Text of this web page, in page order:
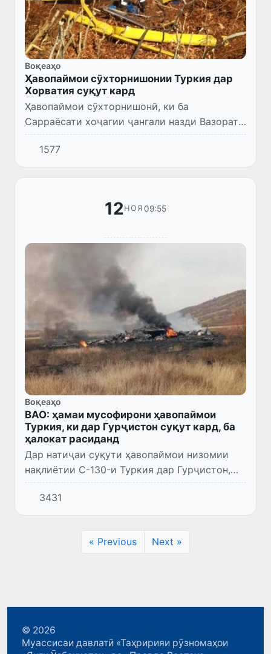
Воқеаҳо
Ҳавопаймои сӯхторнишонии Туркия дар
Хорватия суқут кард
Ҳавопаймои сӯхторнишонӣ, ки ба
Сарраёсати хоҷагии ҷангали назди Вазорати
кишоварзӣ ва хоҷагии ҷангали Туркия
тааллуқ дорад, суқут намуд.
1577
12НОЯ 09:55
Воқеаҳо
ВАО: ҳамаи мусофирони ҳавопаймои
Туркия, ки дар Гурҷистон суқут кард, ба
ҳалокат расиданд
Дар натиҷаи суқути ҳавопаймои низомии
нақлиётии C-130-и Туркия дар Гурҷистон,
ҳамаи мусофирон ҷони худро аз даст
доданд.
3431
« Previous Next »
© 2026
Муассисаи давлатӣ «Таҳририяи рӯзномаҳои